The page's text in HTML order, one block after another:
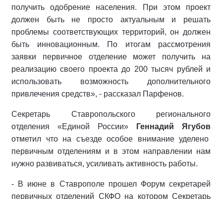
получить одобрение населения. При этом проект
должен быть не просто актуальным и решать
проблемы соответствующих территорий, он должен
быть инновационным. По итогам рассмотрения
заявки первичное отделение может получить на
реализацию своего проекта до 200 тысяч рублей и
использовать возможность дополнительного
привлечения средств», - рассказал Парфенов.
Секретарь Ставропольского регионального
отделения «Единой России»
Геннадий Ягубов
отметил что на съезде особое внимание уделено
первичным отделениям и в этом направлении нам
нужно развиваться, усиливать активность работы.
- В июне в Ставрополе прошел Форум секретарей
первичных отделений СКФО на котором Секретарь